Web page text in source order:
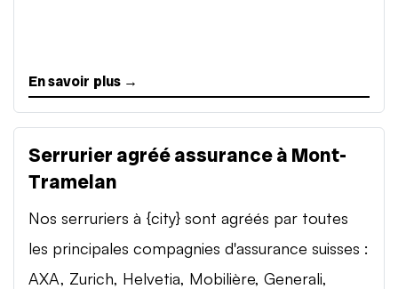
En savoir plus →
Serrurier agréé assurance à Mont-
Tramelan
Nos serruriers à {city} sont agréés par toutes
les principales compagnies d'assurance suisses :
AXA, Zurich, Helvetia, Mobilière, Generali,